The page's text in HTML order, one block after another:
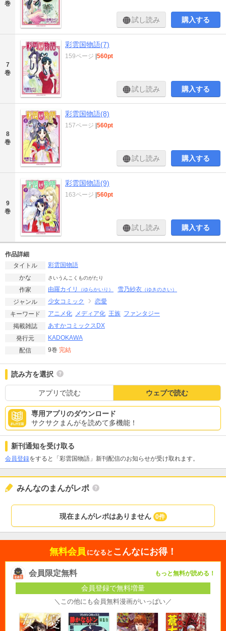
巻
試し読み 購入する
7
巻
彩雲国物語(7)
159ページ |560pt
試し読み 購入する
8
巻
彩雲国物語(8)
157ページ |560pt
試し読み 購入する
9
巻
彩雲国物語(9)
163ページ |560pt
試し読み 購入する
作品詳細
タイトル
彩雲国物語
かな
さいうんこくものがたり
作家 由羅カイリ （ゆらかいり） 雪乃紗衣 （ゆきのさい）
ジャンル 少女コミック
恋愛
キーワード
アニメ化 メディア化 王族 ファンタジー
掲載雑誌
あすかコミックスDX
発行元
KADOKAWA
配信
9巻 完結
読み方を選択
アプリで読む ウェブで読む
専用アプリのダウンロード
サクサクまんがを読めて多機能！
新刊通知を受け取る
会員登録をすると「彩雲国物語」新刊配信のお知らせが受け取れます。
みんなのまんがレポ
現在まんがレポはありません 0件
無料会員 になると こんなにお得！
会員限定無料 もっと無料が読める！
会員登録で無料増量
＼この他にも会員無料漫画がいっぱい／